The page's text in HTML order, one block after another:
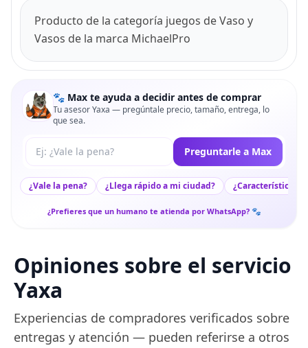
Producto de la categoría juegos de Vaso y
Vasos de la marca MichaelPro
🐾 Max te ayuda a decidir antes de comprar
Tu asesor Yaxa — pregúntale precio, tamaño, entrega, lo
que sea.
Tu pregunta a Max Preguntarle a Max
¿Vale la pena? ¿Llega rápido a mi ciudad? ¿Características
¿Prefieres que un humano te atienda por WhatsApp? 🐾
Opiniones sobre el servicio
Yaxa
Experiencias de compradores verificados sobre
entregas y atención — pueden referirse a otros